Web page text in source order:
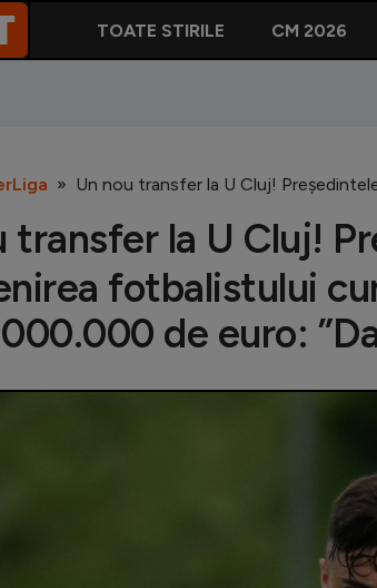
TOATE STIRILE CM 2026
Un nou transfer la U Cluj!
transfer la U Cluj!
fotbalistului
de euro: